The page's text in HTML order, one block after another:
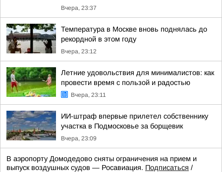
Вчера, 23:37
Температура в Москве вновь поднялась до
рекордной в этом году
Вчера, 23:12
Летние удовольствия для минималистов: как
провести время с пользой и радостью
Вчера, 23:11
ИИ-штраф впервые прилетел собственнику
участка в Подмосковье за борщевик
Вчера, 23:09
В аэропорту Домодедово сняты ограничения на прием и
выпуск воздушных судов — Росавиация. Подписаться /